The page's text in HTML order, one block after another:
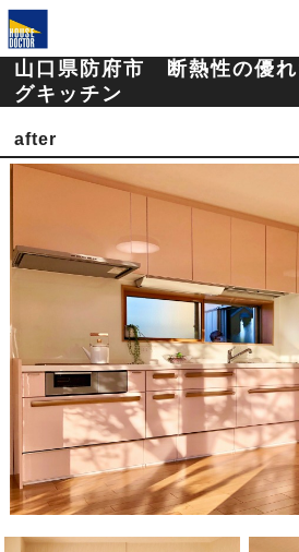
山口県防府市 断熱性の優れ
グキッチン
after